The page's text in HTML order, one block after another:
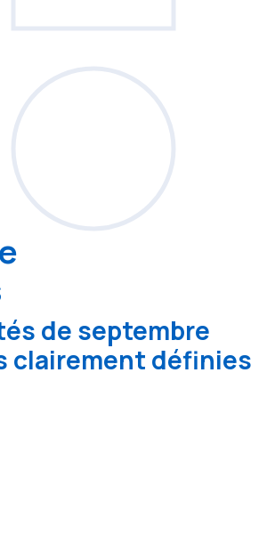
de septembre
clairement définies